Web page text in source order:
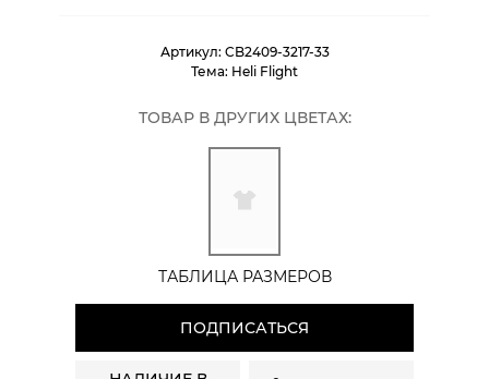
Артикул: CB2409-3217-33
Тема: Heli Flight
ТОВАР В ДРУГИХ ЦВЕТАХ:
ТАБЛИЦА РАЗМЕРОВ
ПОДПИСАТЬСЯ